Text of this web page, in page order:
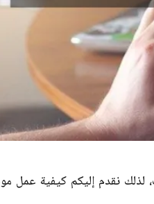
لذلك نقدم إليكم كيفية عمل